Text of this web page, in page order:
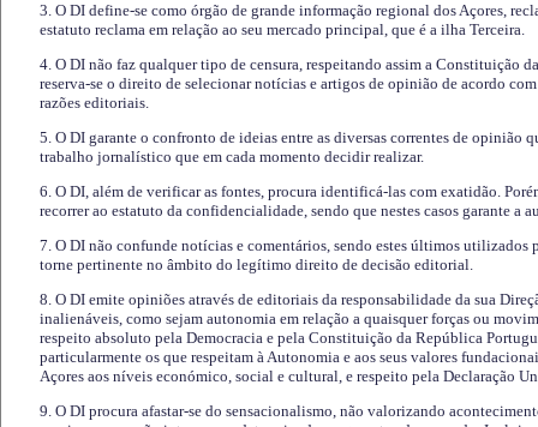
3. O DI define-se como órgão de grande informação regional dos Açores,
estatuto reclama em relação ao seu mercado principal, que é a ilha Terceira.
4. O DI não faz qualquer tipo de censura, respeitando assim a Constituição
reserva-se o direito de selecionar notícias e artigos de opinião de acordo
razões editoriais.
5. O DI garante o confronto de ideias entre as diversas correntes de opinião
trabalho jornalístico que em cada momento decidir realizar.
6. O DI, além de verificar as fontes, procura identificá-las com exatidão.
recorrer ao estatuto da confidencialidade, sendo que nestes casos garante a
7. O DI não confunde notícias e comentários, sendo estes últimos utilizados
torne pertinente no âmbito do legítimo direito de decisão editorial.
8. O DI emite opiniões através de editoriais da responsabilidade da sua
inalienáveis, como sejam autonomia em relação a quaisquer forças ou
respeito absoluto pela Democracia e pela Constituição da República
particularmente os que respeitam à Autonomia e aos seus valores
Açores aos níveis económico, social e cultural, e respeito pela Declaração
9. O DI procura afastar-se do sensacionalismo, não valorizando